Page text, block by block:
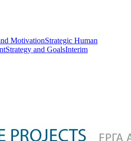
MotivationStrategic Human
Strategy and GoalsInterim